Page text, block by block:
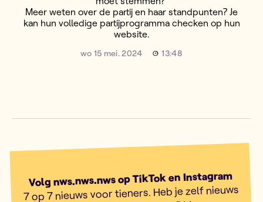
Meer weten over de partij en haar standpunten? Je
kan hun volledige partijprogramma checken op hun
website.
wo 15 mei. 2024 13:48
Volg nws.nws.nws op TikTok en Instagram
7 op 7 nieuws voor tieners. Heb je zelf nieuws